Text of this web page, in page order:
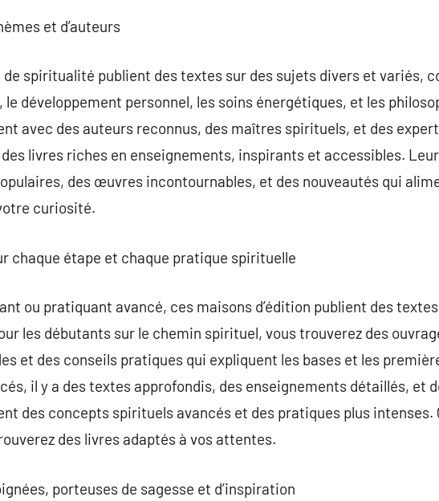
et d’auteurs
de spiritualité publient des textes sur des sujets divers et variés,
développement personnel, les soins énergétiques, et les
avec des auteurs reconnus, des maîtres spirituels, et des
livres riches en enseignements, inspirants et accessibles.
des œuvres incontournables, et des nouveautés qui
curiosité.
chaque étape et chaque pratique spirituelle
ou pratiquant avancé, ces maisons d’édition publient des
les débutants sur le chemin spirituel, vous trouverez des
et des conseils pratiques qui expliquent les bases et les
il y a des textes approfondis, des enseignements détaillés, et
des concepts spirituels avancés et des pratiques plus intenses.
des livres adaptés à vos attentes.
porteuses de sagesse et d’inspiration